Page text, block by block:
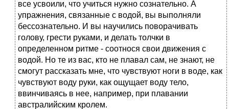
все усвоили, что учиться нужно сознательно. А
упражнения, связанные с водой, вы выполняли
бессознательно. И вы научились поворачивать
голову, грести руками, и делать толчки в
определенном ритме - соотнося свои движения с
водой. Но те из вас, кто не плавал сам, не знают, не
смогут рассказать мне, что чувствуют ноги в воде, как
чувствуют воду руки, как ощущает воду тело,
ввинчиваясь в нее, например, при плавании
австралийским кролем.